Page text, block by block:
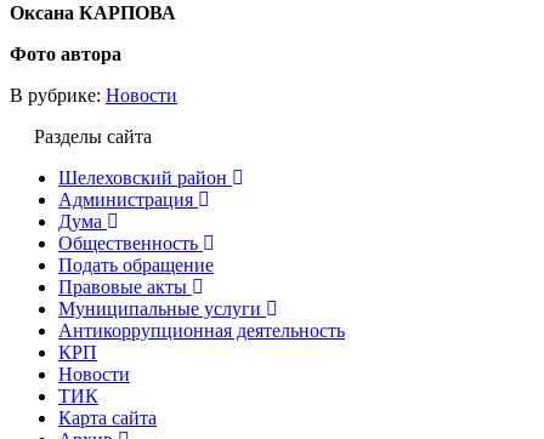
Оксана КАРПОВА
Фото автора
В рубрике: Новости
Разделы сайта
Шелеховский район
Администрация
Дума
Общественность
Подать обращение
Правовые акты
Муниципальные услуги
Антикоррупционная деятельность
КРП
Новости
ТИК
Карта сайта